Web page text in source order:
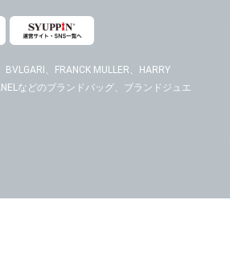
、FRANCK MULLER、HARRY
などのブランドバッグ、ブランドジュエ